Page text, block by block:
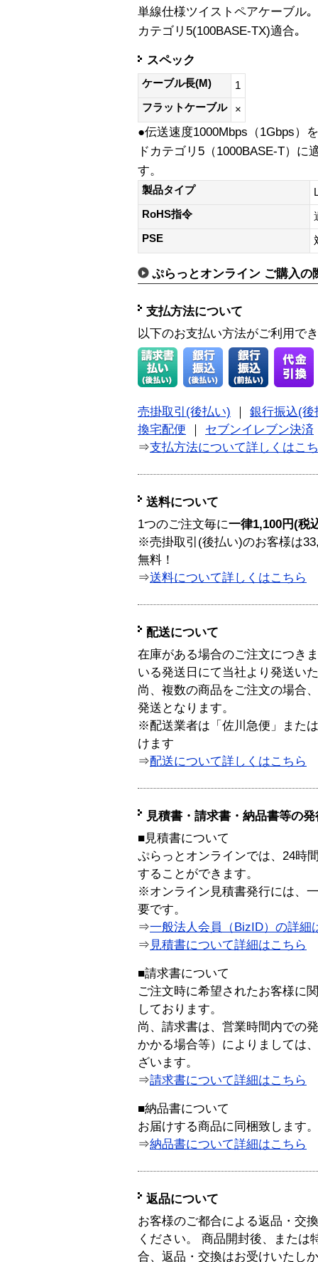
単線仕様ツイストペアケーブル｡
カテゴリ5(100BASE-TX)適合｡
スペック
ケーブル長(M)
1
フラットケーブル
×
●伝送速度1000Mbps（1Gbps）
ドカテゴリ5（1000BASE-T）
す。
製品タイプ
RoHS指令
PSE
ぷらっとオンライン ご購入の
支払方法について
以下のお支払い方法がご利用で
売掛取引(後払い) ｜ 銀行振込(後
換宅配便 ｜ セブンイレブン決済
⇒支払方法について詳しくはこ
送料について
1つのご注文毎に一律1,100円(税
※売掛取引(後払い)のお客様は
無料！
⇒送料について詳しくはこちら
配送について
在庫がある場合のご注文につき
いる発送日にて当社より発送い
尚、複数の商品をご注文の場合
発送となります。
※配送業者は「佐川急便」また
けます
⇒配送について詳しくはこちら
見積書・請求書・納品書等の
■見積書について
ぷらっとオンラインでは、24時
することができます。
※オンライン見積書発行には、
要です。
⇒一般法人会員（BizID）の詳細
⇒ 見積書について詳細はこちら
■請求書について
ご注文時に希望されたお客様に
しております。
尚、請求書は、営業時間内での
かかる場合等）によりましては
ざいます。
⇒請求書について詳細はこちら
■納品書について
お届けする商品に同梱致します。
⇒納品書について詳細はこちら
返品について
お客様のご都合による返品・交
ください。 商品開封後、または
合、返品・交換はお受けいたし